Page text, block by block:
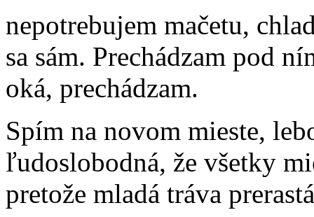
nepotrebujem mačetu,
sa sám. Prechádzam pod
oká, prechádzam.
Spím na novom mieste,
ľudoslobodná, že všetky
pretože mladá tráva prerastá